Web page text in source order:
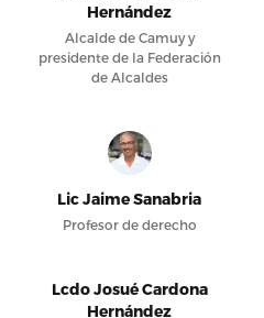
Hernández
Alcalde de Camuy y
presidente de la Federación
de Alcaldes
Lic Jaime Sanabria
Profesor de derecho
Lcdo Josué Cardona
Hernández